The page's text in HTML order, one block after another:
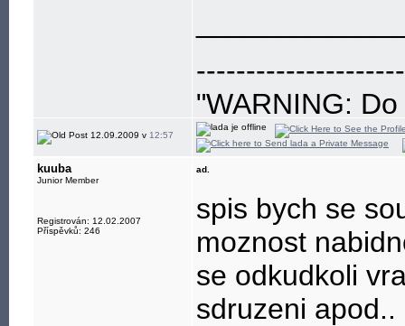
"WARNING:
eye"
12.09.2009 v 12:57
kuuba
Junior Member
Registrován: 12.02.2007
Příspěvků: 246
ad.
spis bych se
moznost
se odkudkoli
sdruzeni apod..